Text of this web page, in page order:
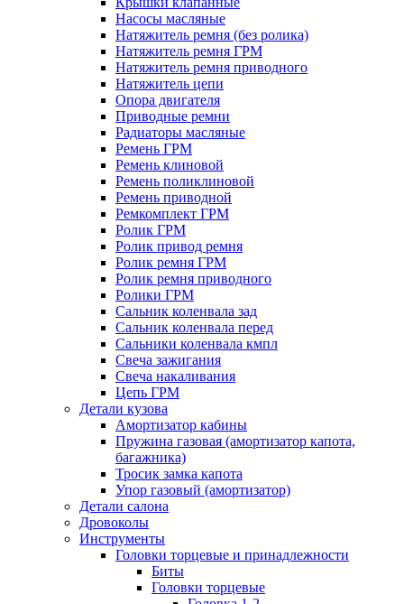
Насосы масляные
Натяжитель ремня (без ролика)
Натяжитель ремня ГРМ
Натяжитель ремня приводного
Натяжитель цепи
Опора двигателя
Приводные ремни
Радиаторы масляные
Ремень ГРМ
Ремень клиновой
Ремень поликлиновой
Ремень приводной
Ремкомплект ГРМ
Ролик ГРМ
Ролик привод ремня
Ролик ремня ГРМ
Ролик ремня приводного
Ролики ГРМ
Сальник коленвала зад
Сальник коленвала перед
Сальники коленвала кмпл
Свеча зажигания
Свеча накаливания
Цепь ГРМ
Детали кузова
Амортизатор кабины
Пружина газовая (амортизатор капота,
багажника)
Тросик замка капота
Упор газовый (амортизатор)
Детали салона
Дровоколы
Инструменты
Головки торцевые и принадлежности
Биты
Головки торцевые